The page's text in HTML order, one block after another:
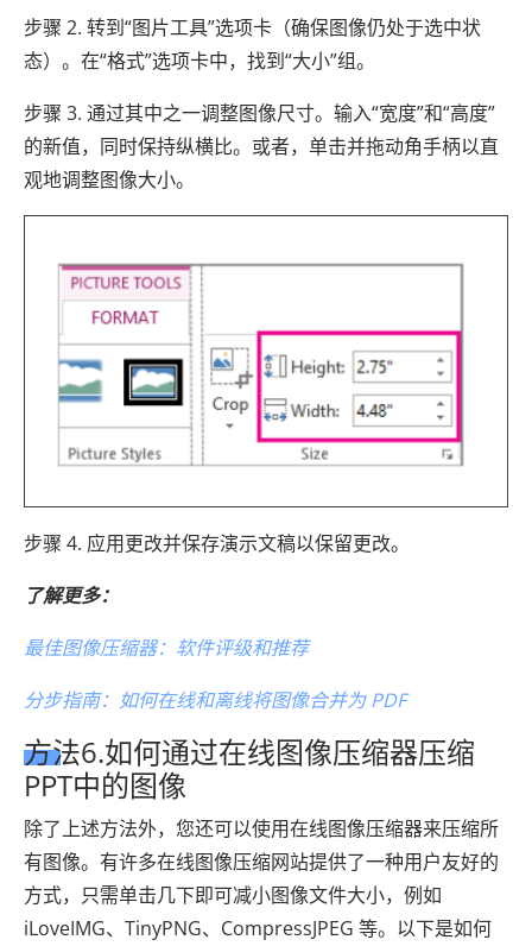
步骤 2. 转到“图片工具”选项卡（确保图像仍处于选中状
态）。在“格式”选项卡中，找到“大小”组。
步骤 3. 通过其中之一调整图像尺寸。输入“宽度”和“高度”
的新值，同时保持纵横比。或者，单击并拖动角手柄以直
观地调整图像大小。
步骤 4. 应用更改并保存演示文稿以保留更改。
了解更多：
最佳图像压缩器：软件评级和推荐
分步指南：如何在线和离线将图像合并为 PDF
方法6.如何通过在线图像压缩器压缩
PPT中的图像
除了上述方法外，您还可以使用在线图像压缩器来压缩所
有图像。有许多在线图像压缩网站提供了一种用户友好的
方式，只需单击几下即可减小图像文件大小，例如
iLoveIMG、TinyPNG、CompressJPEG 等。以下是如何